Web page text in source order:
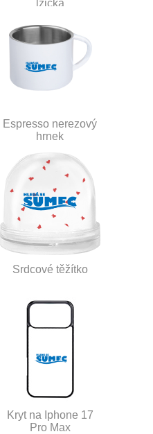
lžička
Espresso nerezový
hrnek
Srdcové těžítko
Kryt na Iphone 17
Pro Max